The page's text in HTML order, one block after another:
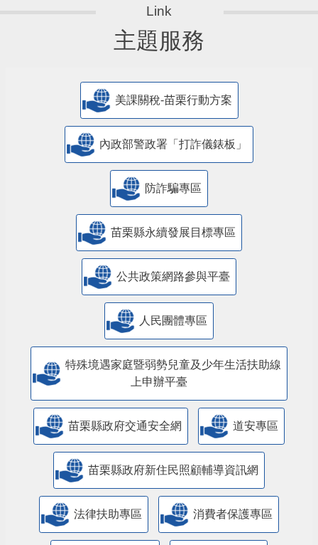
主題服務
美課關稅-苗栗行動方案
內政部警政署「打詐儀錶板」
防詐騙專區
苗栗縣永續發展目標專區
公共政策網路參與平臺
人民團體專區
特殊境遇家庭暨弱勢兒童及少年生活扶助線
上申辦平臺
苗栗縣政府交通安全網 道安專區
苗栗縣政府新住民照顧輔導資訊網
法律扶助專區 消費者保護專區